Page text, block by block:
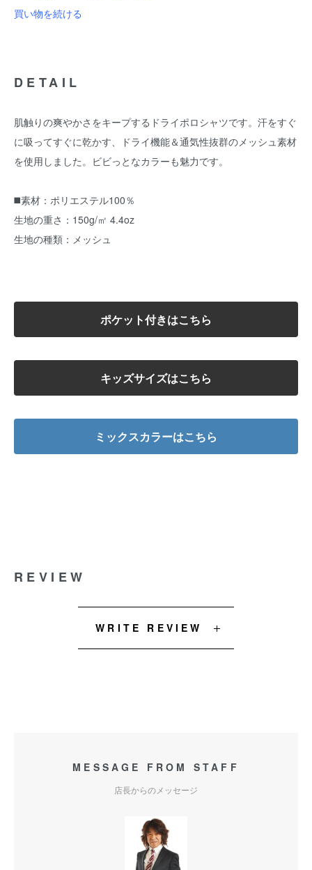
買い物を続ける
DETAIL
肌触りの爽やかさをキープするドライポロシャツです。汗をすぐ
に吸ってすぐに乾かす、ドライ機能＆通気性抜群のメッシュ素材
を使用しました。ビビっとなカラーも魅力です。
◼️素材：ポリエステル100％
生地の重さ：150g/㎡ 4.4oz
生地の種類：メッシュ
ポケット付きはこちら
キッズサイズはこちら
ミックスカラーはこちら
REVIEW
WRITE REVIEW
MESSAGE FROM STAFF
店長からのメッセージ